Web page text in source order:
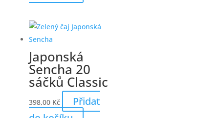
Japonská
Sencha 20
sáčků Classic
398,00 Kč
Přidat